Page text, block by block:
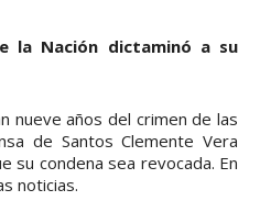
la Nación dictaminó a su
nueve años del crimen de las
de Santos Clemente Vera
su condena sea revocada. En
noticias.